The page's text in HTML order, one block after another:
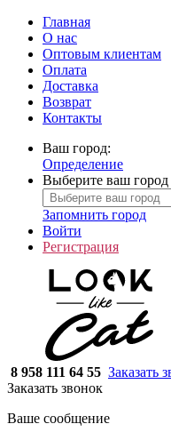
Главная
О нас
Оптовым клиентам
Оплата
Доставка
Возврат
Контакты
Ваш город:
Определение
Выберите ваш город
Запомнить город
Войти
Регистрация
8 958 111 64 55 Заказать
Заказать звонок
Ваше сообщение